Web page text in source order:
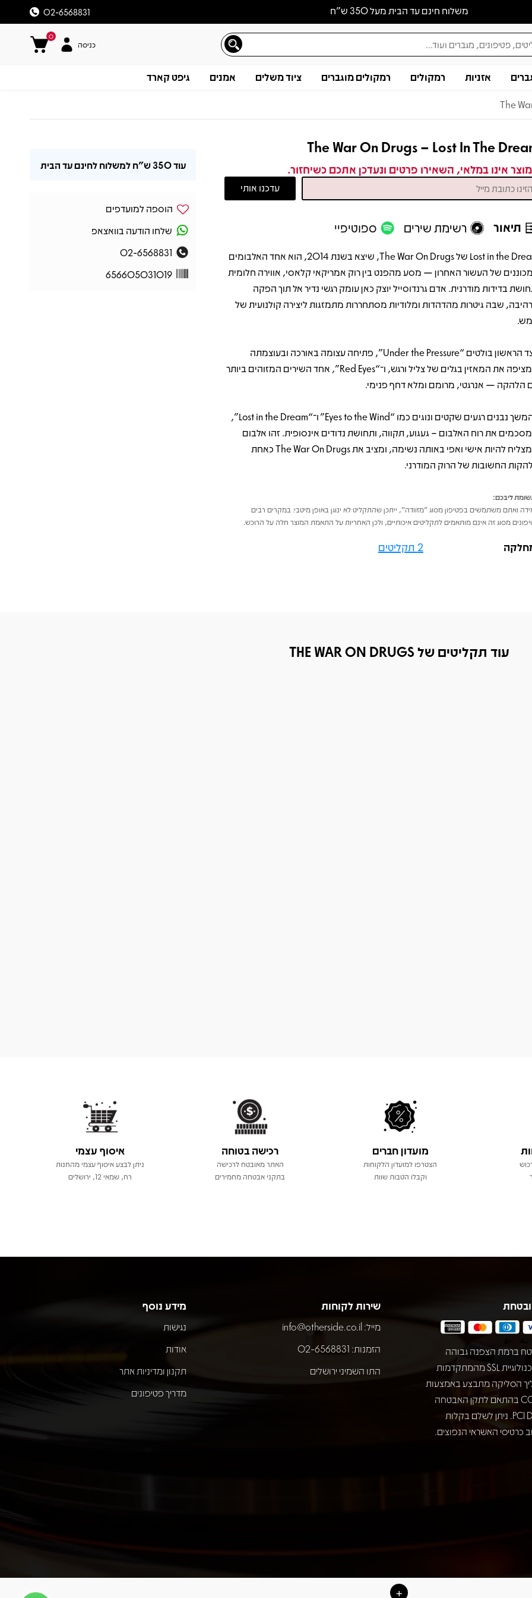
משלוח חינם עד הבית מעל 350 ש״ח 02-6568831
0
כניסה
אזניות רמקולים רמקולים מוגברים ציוד משלים אמנים גיפט קארד
The
The War On Drugs – Lost In The
אינו במלאי, השאירו פרטים ונעדכן אתכם כשיחזור.
תיאור רשימת שירים ספוטיפיי
תיאור
Lost in the Dream של The War On Drugs, שיצא בשנת 2014, הוא אחד האלבומים
של העשור האחרון — מסע מהפנט בין רוק אמריקאי קלאסי, אווירה חלומית
בדידות מודרנית. אדם גרנדוסייל יוצק כאן עומק רגשי נדיר אל תוך הפקה
שבה גיטרות מהדהדות ומלודיות מסתחררות מתמזגות ליצירה קולנועית של
בצד הראשון בולטים “Under the Pressure”, פתיחה עצומה באורכה ובעוצמתה
שמציפה את המאזין בגלים של צליל ורגש, ו־“Red Eyes”, אחד השירים המזוהים ביותר
הלהקה — אנרגטי, מרומם ומלא דחף פנימי.
בהמשך נבנים רגעים שקטים ונוגים כמו “Eyes to the Wind” ו־“Lost in the Dream”,
את רוח האלבום – געגוע, תקווה, ותחושת נדודים אינסופית. זהו אלבום
שמצליח להיות אישי ואפי באותה נשימה, ומציב את The War On Drugs כאחת
החשובות של הרוק המודרני.
ליבכם:
ואתם משתמשים בפטיפון מסוג "מזוודה", ייתכן שהתקליט לא ינוגן באופן מיטבי. במקרים רבים
מסוג זה אינם מותאמים לתקליטים איכותיים, ולכן האחריות על התאמת המוצר חלה על הרוכש.
2 תקליטים
עוד350 ש"ח למשלוח לחינם עד הבית
הוספה למועדפים
שלחו הודעה בוואצאפ
02-6568831
656605031019
עוד תקליטים של THE WAR ON DRUGS
מועדון חברים
הצטרפו למועדון הלקוחות
וקבלו הטבות שוות
רכישה בטוחה
האתר מאובטח לרכישה
בתקני אבטחה מחמירים
איסוף עצמי
ניתן לבצע איסוף עצמי מהחנות
רח, שמאי 12, ירושלים
ברמת הצפנה גבוהה
באמצעות טכנולוגיית SSL מהמתקדמות
הסליקה מתבצע באמצעות
חברת COMAX בהתאם לתקן האבטחה
המחמיר PCI DSS. ניתן לשלם בקלות
כרטיסי האשראי הנפוצים.
שירות לקוחות
מייל: info@otherside.co.il
הזמנות: 02-6568831
התו השמיני ירושלים
מידע נוסף
נגישות
אודות
תקנון ומדיניות אתר
מדריך פטיפונים